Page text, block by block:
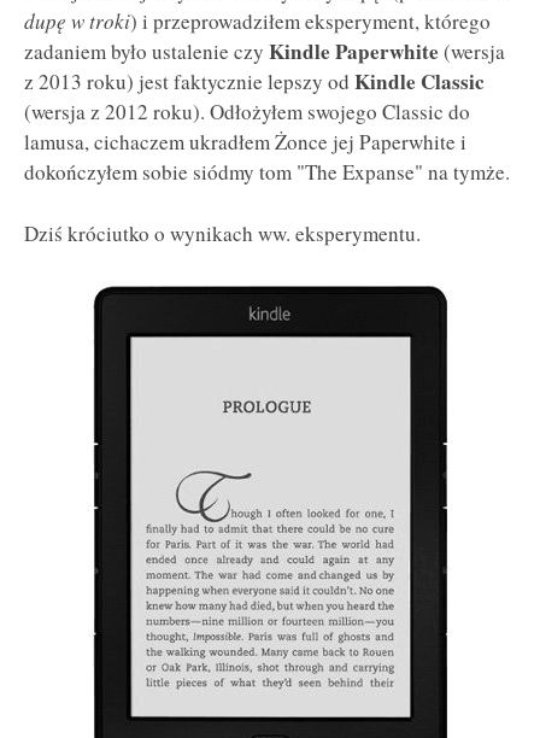
dupę w troki) i przeprowadziłem eksperyment, którego
zadaniem było ustalenie czy Kindle Paperwhite (wersja
z 2013 roku) jest faktycznie lepszy od Kindle Classic
(wersja z 2012 roku). Odłożyłem swojego Classic do
lamusa, cichaczem ukradłem Żonce jej Paperwhite i
dokończyłem sobie siódmy tom "The Expanse" na tymże.
Dziś króciutko o wynikach ww. eksperymentu.